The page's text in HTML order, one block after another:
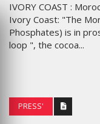
IVORY COAST :
Ivory Coast: "The
Phosphates) is in
loop ", the cocoa...
PRESS'